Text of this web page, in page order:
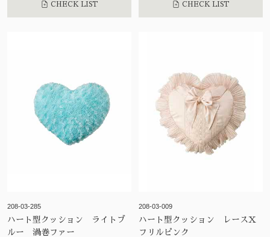
CHECK LIST CHECK LIST
208-03-285
ハート型クッション ライトブ
ルー 渦巻ファー
208-03-009
ハート型クッション レースX
フリルピンク